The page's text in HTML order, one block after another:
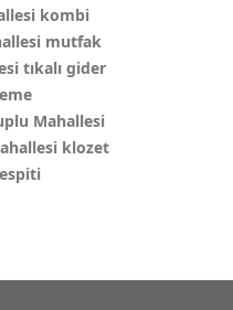
kombi
mutfak
tıkalı gider
Mahallesi
klozet